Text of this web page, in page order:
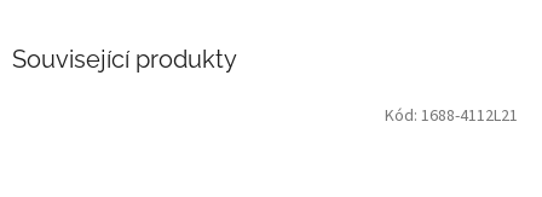
Související produkty
Kód: 1688-4112L21